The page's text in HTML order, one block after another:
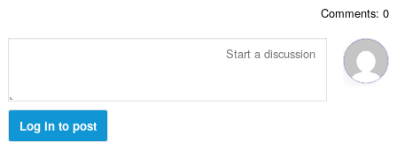
:ר
ו
ם
Comments: 0
Log in to post